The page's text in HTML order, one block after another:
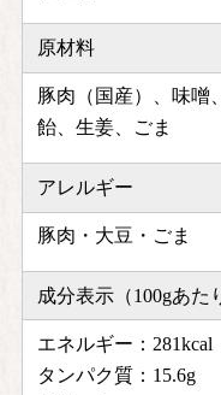
原材料
豚肉（国産）、味噌
飴、生姜、ごま
アレルギー
豚肉・大豆・ごま
成分表示（100gあた
エネルギー：281kcal
タンパク質：15.6g